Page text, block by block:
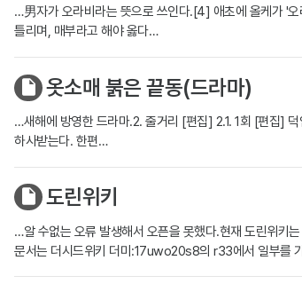
…男자가 오라비라는 뜻으로 쓰인다.[4] 애초에 올케가 '
틀리며, 매부라고 해야 옳다…
옷소매 붉은 끝동(드라마)
…새해에 방영한 드라마.2. 줄거리 [편집] 2.1. 1회 [편집]
하사받는다. 한편…
도린위키
…알 수없는 오류 발생해서 오픈을 못했다.현재 도린위키
문서는 더시드위키 더미:17uwo20s8의 r33에서 일부를